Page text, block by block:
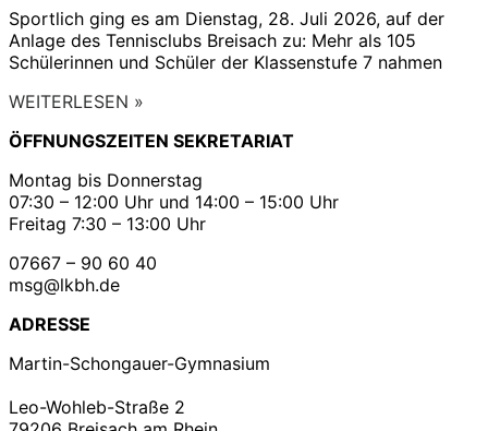
Sportlich ging es am Dienstag, 28. Juli 2026, auf der
Anlage des Tennisclubs Breisach zu: Mehr als 105
Schülerinnen und Schüler der Klassenstufe 7 nahmen
WEITERLESEN »
ÖFFNUNGSZEITEN SEKRETARIAT
Montag bis Donnerstag
07:30 – 12:00 Uhr und 14:00 – 15:00 Uhr
Freitag 7:30 – 13:00 Uhr
07667 – 90 60 40
msg@lkbh.de
ADRESSE
Martin-Schongauer-Gymnasium
Leo-Wohleb-Straße 2